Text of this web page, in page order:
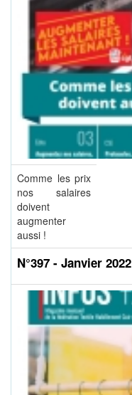
Comme les prix
nos salaires
doivent
augmenter
aussi !
N°397 - Janvier 2022